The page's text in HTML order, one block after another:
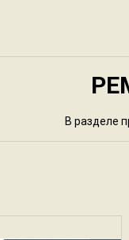
В разделе